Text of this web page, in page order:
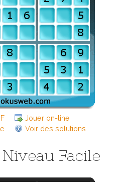
Jouer on-line
Voir des solutions
Facile